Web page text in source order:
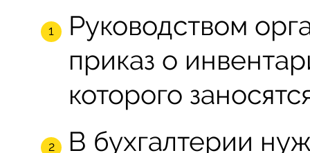
Руководством
приказ о
которого
В бухгалтерии